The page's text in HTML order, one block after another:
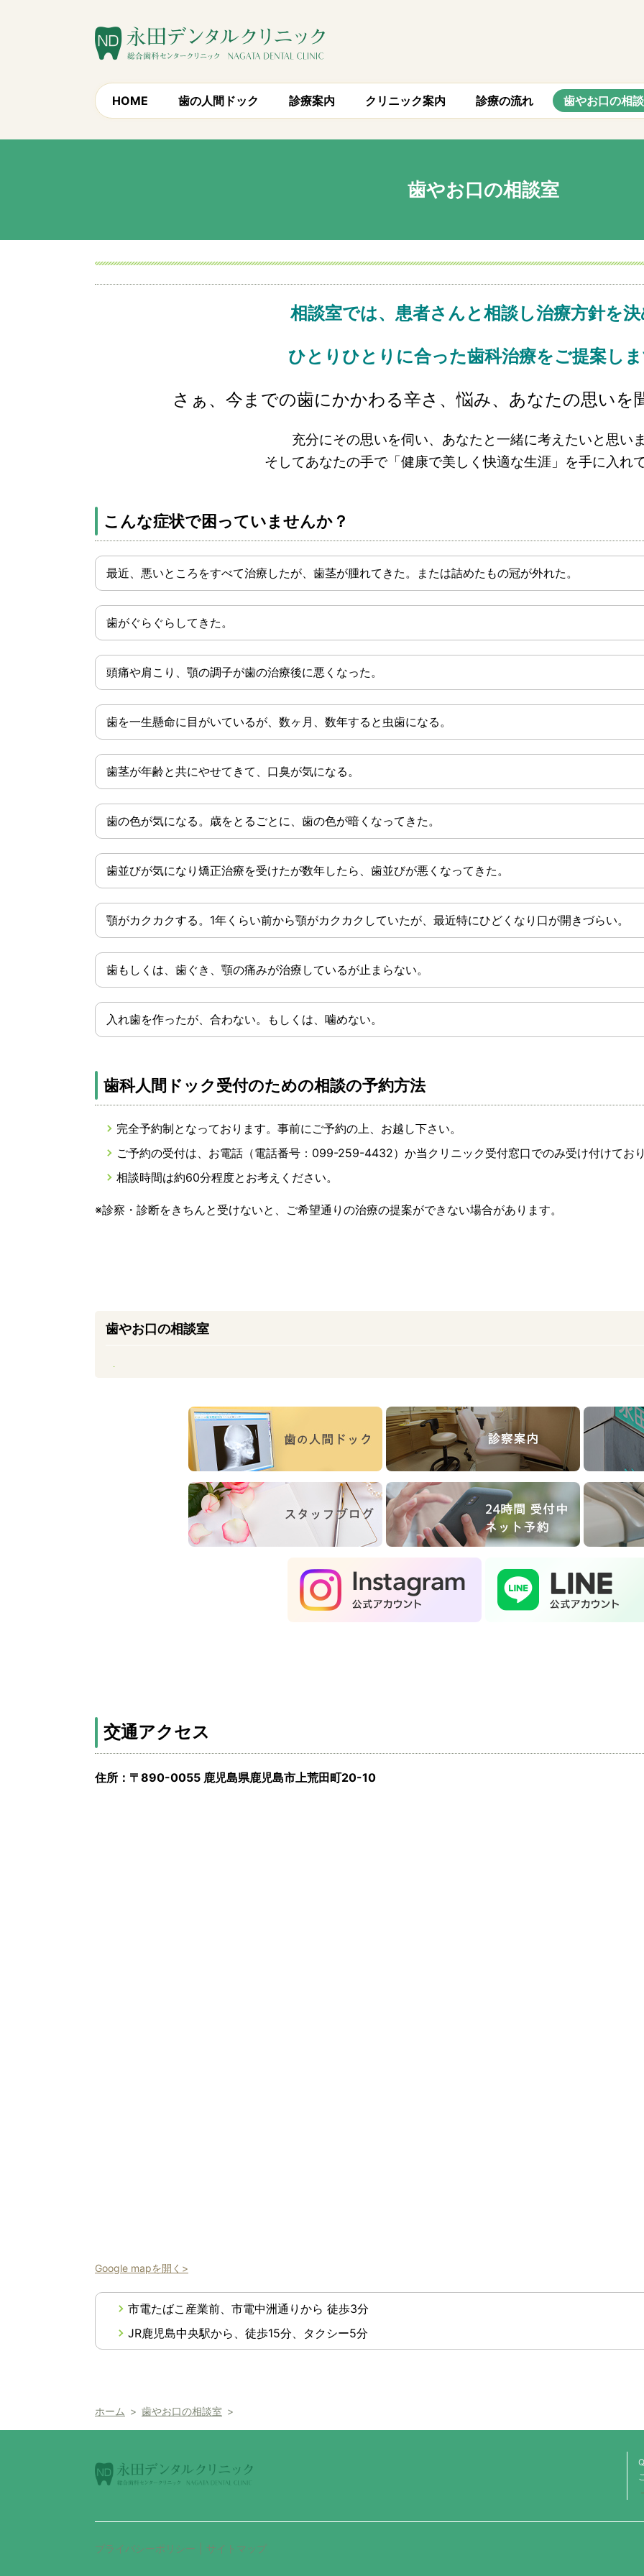
HOME 歯の人間ドック 診療案内 クリニック案内 診療の流れ 歯やお口の相
歯やお口の相談室
相談室では、患者さんと相談し治療方針を
ひとりひとりに合った歯科治療をご提案し
さぁ、今までの歯にかかわる辛さ、悩み、あなたの思いを
充分にその思いを伺い、あなたと一緒に考えたいと思い
そしてあなたの手で「健康で美しく快適な生涯」を手に入れ
こんな症状で困っていませんか？
最近、悪いところをすべて治療したが、歯茎が腫れてきた。または詰めたもの冠が外れた。
歯がぐらぐらしてきた。
頭痛や肩こり、顎の調子が歯の治療後に悪くなった。
歯を一生懸命に目がいているが、数ヶ月、数年すると虫歯になる。
歯茎が年齢と共にやせてきて、口臭が気になる。
歯の色が気になる。歳をとるごとに、歯の色が暗くなってきた。
歯並びが気になり矯正治療を受けたが数年したら、歯並びが悪くなってきた。
顎がカクカクする。1年くらい前から顎がカクカクしていたが、最近特にひどくなり口が開きづらい。
歯もしくは、歯ぐき、顎の痛みが治療しているが止まらない。
入れ歯を作ったが、合わない。もしくは、噛めない。
歯科人間ドック受付のための相談の予約方法
完全予約制となっております。事前にご予約の上、お越し下さい。
ご予約の受付は、お電話（電話番号：099-259-4432）か当クリニック受付窓口でのみ受け付けてお
相談時間は約60分程度とお考えください。
※診察・診断をきちんと受けないと、ご希望通りの治療の提案ができない場合があります。
歯やお口の相談室
交通アクセス
住所：〒890-0055 鹿児島県鹿児島市上荒田町20-10
Google mapを開く>
市電たばこ産業前、市電中洲通りから 徒歩3分
JR鹿児島中央駅から、徒歩15分、タクシー5分
ホーム 歯やお口の相談室
プライバシーポリシー サイトマップ